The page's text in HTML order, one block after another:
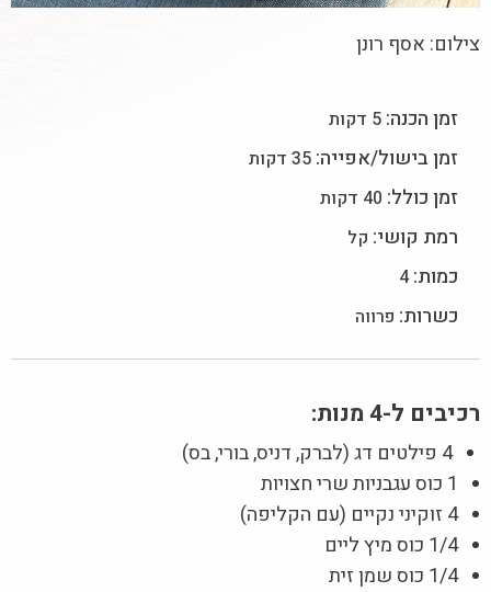
צילום: אסף רונן
זמן הכנה: 5 דקות
זמן בישול/אפייה: 35 דקות
זמן כולל: 40 דקות
רמת קושי: קל
כמות:4
כשרות: פרווה
רכיבים ל-4 מנות:
4 פילטים דג (לברק, דניס, בורי, בס)
1 כוס עגבניות שרי חצויות
4 זוקיני נקיים (עם הקליפה)
1/4 כוס מיץ ליים
1/4 כוס שמן זית